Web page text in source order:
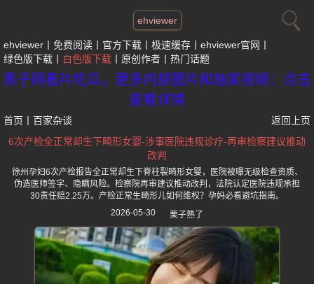
ehviewer
ehviewer 免费阅读 官方下载 极速缓存
ehviewer官网
绿色版下载
白色版下载 原创作者 热门话题
黑子网看片吃瓜，更多内部图片和独家视频：点击
查看详情
首页 百家杂谈
返回上页
6次产检全正常却生下畸形女婴-涉事医院违规诊疗-再审检察建议推动
改判
徐州孕妇6次产检报告全正常却生下脊柱裂畸形女婴，医院被曝无级检查资质、
伪造医师签字、隐瞒风险。检察院再审建议推动改判，法院认定医院违规承担
30责任赔2.25万。产检正常生畸形儿如何维权？孕妈必看避坑指南。
2026-05-30
栗子熟了